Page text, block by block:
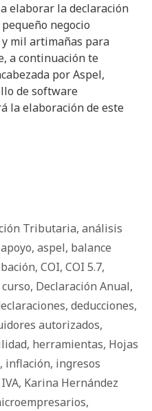
elaborar la declaración
negocio
mil artimañas para
a continuación te
por Aspel,
de software
la elaboración de este
Tributaria, análisis
apoyo, aspel, balance
, COI, COI 5.7,
curso, Declaración Anual,
, deducciones,
autorizados,
, herramientas, Hojas
, inflación, ingresos
IVA, Karina Hernández
,